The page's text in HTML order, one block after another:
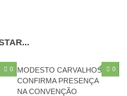
0 0
MODESTO CARVALHOSA
CONFIRMA PRESENÇA
NA CONVENÇÃO